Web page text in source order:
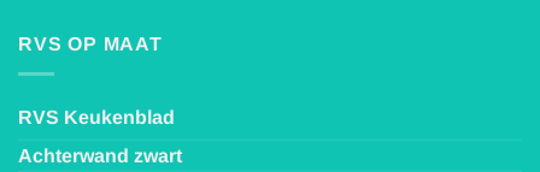
RVS OP MAAT
RVS Keukenblad
Achterwand zwart